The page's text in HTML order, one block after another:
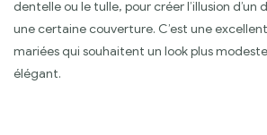
dentelle ou le tulle, pour créer l’illusion
une certaine couverture. C’est une
mariées qui souhaitent un look plus
élégant.